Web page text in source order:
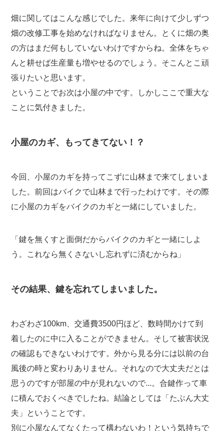
畑に関してはこんな感じでした。来年に向けて少しずつ
畑の改修工事を始めなければなりません。とくに畑の奥
の方はまだ何もしていないわけですからね。全体をちゃ
んと耕せば生産量も増やせるのでしょう。そこんとこ頑
張りたいと思います。
ということでお次は小屋の中です。しかしここで重大な
ことに気付きました。
小屋のカギ、もってきてない！？
今回、小屋のカギを持ってこずに山林まで来てしまいま
した。前回はバイクで山林まで行ったわけです。その際
に小屋のカギをバイクのカギと一緒にしていました。
「鍵を無くすと面倒だからバイクのカギと一緒にしよ
う。これなら無くさないし忘れずに済むからね」
その結果、鍵を忘れてしまいました。
わざわざ100km、交通費3500円ほど、数時間かけて到
着したのに中に入ることができません。そして被害状況
の確認もできないわけです。外から見る分には以前の台
風後の時と変わりありません。それなので大丈夫だとは
思うのですが部屋の中が見れないので...。合鍵作って車
に積んでおくべきでしたね。結論としては「たぶん大丈
夫」ということです。
別に小屋なんてなくたって構わないわ！という気持ちで